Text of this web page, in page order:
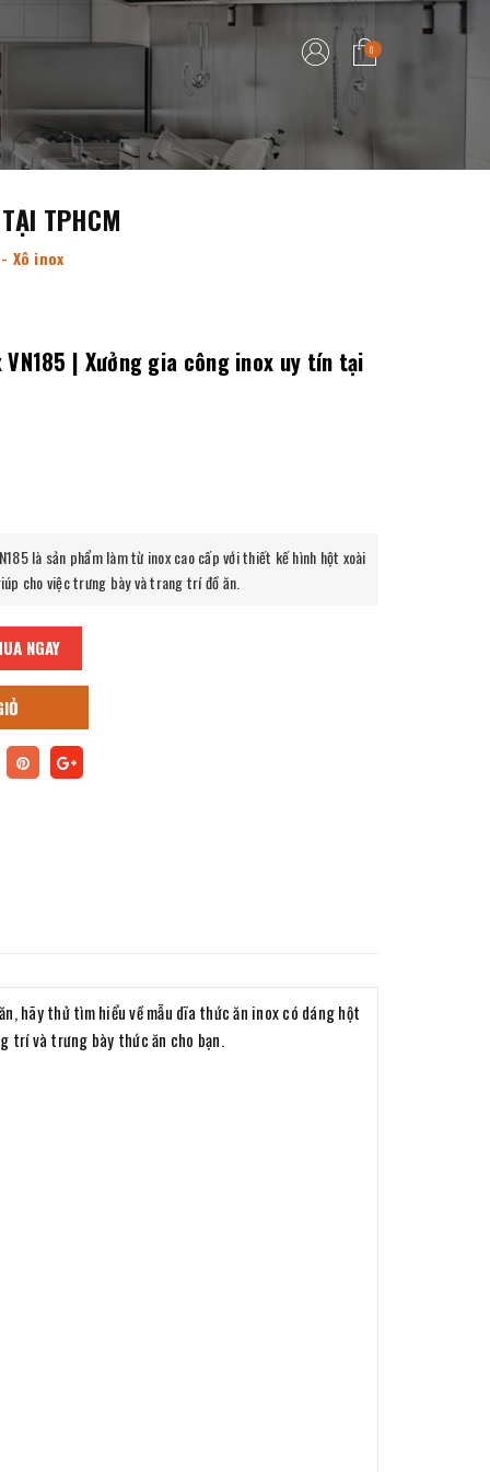
0
TPHCM
Xô inox
| Xưởng gia công inox uy tín tại
là sản phẩm làm từ inox cao cấp với thiết kế hình hột xoài
cho việc trưng bày và trang trí đồ ăn.
NGAY
hãy thử tìm hiểu về mẫu dĩa thức ăn inox có dáng hột
trí và trưng bày thức ăn cho bạn.